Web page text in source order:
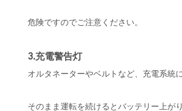
危険ですのでご注意ください。
3.充電警告灯
オルタネーターやベルトなど、充電系統
そのまま運転を続けるとバッテリー上が